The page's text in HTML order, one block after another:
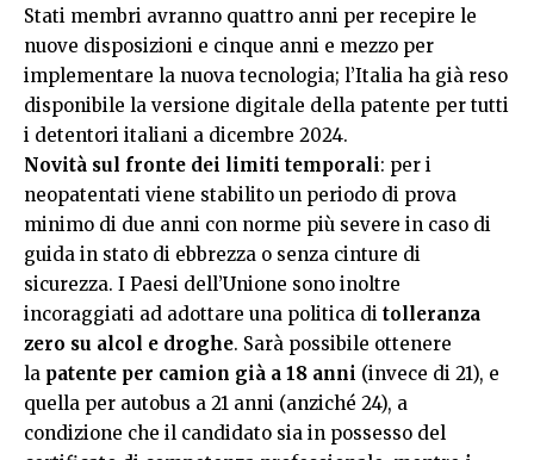
Stati membri avranno quattro anni per recepire le
nuove disposizioni e cinque anni e mezzo per
implementare la nuova tecnologia; l’Italia ha già reso
disponibile la versione digitale della patente per tutti
i detentori italiani a dicembre 2024.
Novità sul fronte dei limiti temporali: per i
neopatentati viene stabilito un periodo di prova
minimo di due anni con norme più severe in caso di
guida in stato di ebbrezza o senza cinture di
sicurezza. I Paesi dell’Unione sono inoltre
incoraggiati ad adottare una politica di tolleranza
zero su alcol e droghe. Sarà possibile ottenere
la patente per camion già a 18 anni (invece di 21), e
quella per autobus a 21 anni (anziché 24), a
condizione che il candidato sia in possesso del